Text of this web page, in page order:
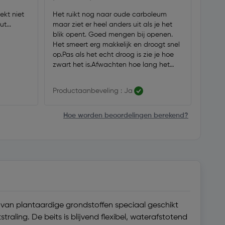
niet
Het ruikt nog naar oude carboleum
maar ziet er heel anders uit als je het
blik opent. Goed mengen bij openen.
Het smeert erg makkelijk en droogt snel
op.Pas als het echt droog is zie je hoe
zwart het is.Afwachten hoe lang het
Productaanbeveling : Ja
Hoe worden beoordelingen berekend?
plantaardige grondstoffen speciaal geschikt
De beits is blijvend flexibel, waterafstotend